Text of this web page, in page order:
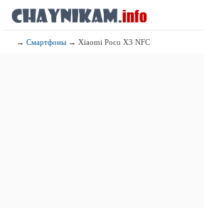
→Смартфоны → Xiaomi Poco X3 NFC